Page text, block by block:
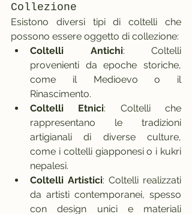
Collezione
Esistono diversi tipi di coltelli che
possono essere oggetto di collezione:
Coltelli Antichi: Coltelli
provenienti da epoche storiche,
come il Medioevo o il
Rinascimento.
Coltelli Etnici: Coltelli che
rappresentano le tradizioni
artigianali di diverse culture,
come i coltelli giapponesi o i kukri
nepalesi.
Coltelli Artistici: Coltelli realizzati
da artisti contemporanei, spesso
con design unici e materiali